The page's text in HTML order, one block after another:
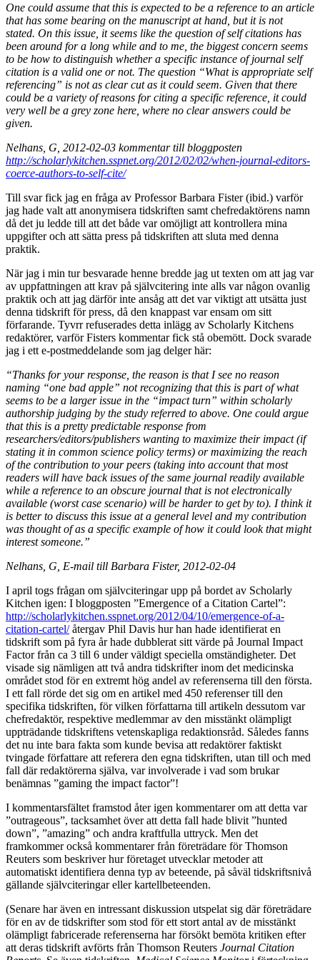
One could assume that this is expected to be a reference to an article
that has some bearing on the manuscript at hand, but it is not
stated. On this issue, it seems like the question of self citations has
been around for a long while and to me, the biggest concern seems
to be how to distinguish whether a specific instance of journal self
citation is a valid one or not. The question “What is appropriate self
referencing” is not as clear cut as it could seem. Given that there
could be a variety of reasons for citing a specific reference, it could
very well be a grey zone here, where no clear answers could be
given.
Nelhans, G, 2012-02-03 kommentar till bloggposten
http://scholarlykitchen.sspnet.org/2012/02/02/when-journal-editors-
coerce-authors-to-self-cite/
Till svar fick jag en fråga av Professor Barbara Fister (ibid.) varför
jag hade valt att anonymisera tidskriften samt chefredaktörens namn
då det ju ledde till att det både var omöjligt att kontrollera mina
uppgifter och att sätta press på tidskriften att sluta med denna
praktik.
När jag i min tur besvarade henne bredde jag ut texten om att jag var
av uppfattningen att krav på självcitering inte alls var någon ovanlig
praktik och att jag därför inte ansåg att det var viktigt att utsätta just
denna tidskrift för press, då den knappast var ensam om sitt
förfarande. Tyvrr refuserades detta inlägg av Scholarly Kitchens
redaktörer, varför Fisters kommentar fick stå obemött. Dock svarade
jag i ett e-postmeddelande som jag delger här:
“Thanks for your response, the reason is that I see no reason
naming “one bad apple” not recognizing that this is part of what
seems to be a larger issue in the “impact turn” within scholarly
authorship judging by the study referred to above. One could argue
that this is a pretty predictable response from
researchers/editors/publishers wanting to maximize their impact (if
stating it in common science policy terms) or maximizing the reach
of the contribution to your peers (taking into account that most
readers will have back issues of the same journal readily available
while a reference to an obscure journal that is not electronically
available (worst case scenario) will be harder to get by to). I think it
is better to discuss this issue at a general level and my contribution
was thought of as a specific example of how it could look that might
interest someone.”
Nelhans, G, E-mail till Barbara Fister, 2012-02-04
I april togs frågan om självciteringar upp på bordet av Scholarly
Kitchen igen: I bloggposten ”Emergence of a Citation Cartel”:
http://scholarlykitchen.sspnet.org/2012/04/10/emergence-of-a-
citation-cartel/återgav Phil Davis hur han hade identifierat en
tidskrift som på fyra år hade dubblerat sitt värde på Journal Impact
Factor från ca 3 till 6 under väldigt speciella omständigheter. Det
visade sig nämligen att två andra tidskrifter inom det medicinska
området stod för en extremt hög andel av referenserna till den första.
I ett fall rörde det sig om en artikel med 450 referenser till den
specifika tidskriften, för vilken författarna till artikeln dessutom var
chefredaktör, respektive medlemmar av den misstänkt olämpligt
uppträdande tidskriftens vetenskapliga redaktionsråd. Således fanns
det nu inte bara fakta som kunde bevisa att redaktörer faktiskt
tvingade författare att referera den egna tidskriften, utan till och med
fall där redaktörerna själva, var involverade i vad som brukar
benämnas ”gaming the impact factor”!
I kommentarsfältet framstod åter igen kommentarer om att detta var
”outrageous”, tacksamhet över att detta fall hade blivit ”hunted
down”, ”amazing” och andra kraftfulla uttryck. Men det
framkommer också kommentarer från företrädare för Thomson
Reuters som beskriver hur företaget utvecklar metoder att
automatiskt identifiera denna typ av beteende, på såväl tidskriftsnivå
gällande självciteringar eller kartellbeteenden.
(Senare har även en intressant diskussion utspelat sig där företrädare
för en av de tidskrifter som stod för ett stort antal av de misstänkt
olämpligt fabricerade referenserna har försökt bemöta kritiken efter
att deras tidskrift avförts från Thomson Reuters Journal Citation